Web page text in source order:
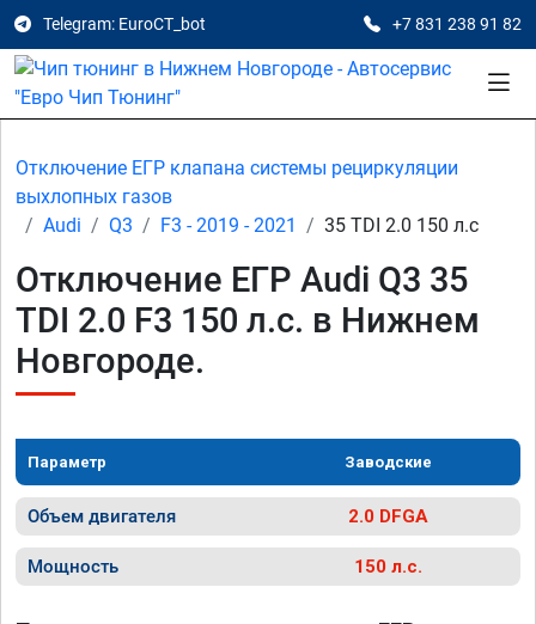
Telegram: EuroCT_bot +7 831 238 91 82
Отключение ЕГР клапана системы рециркуляции
выхлопных газов
Audi
Q3 F3 - 2019 - 2021 35 TDI 2.0 150 л.с
Отключение ЕГР Audi Q3 35
TDI 2.0 F3 150 л.с. в Нижнем
Новгороде.
Параметр Заводские
Объем двигателя 2.0 DFGA
Мощность 150 л.с.